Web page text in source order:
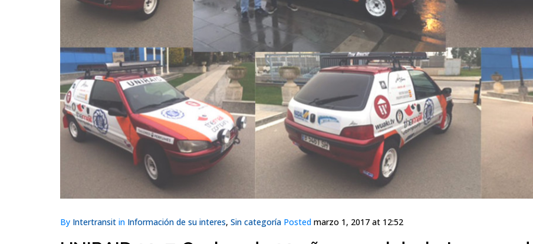
By Intertransit in Información de su interes, Sin categoría Posted marzo 1, 2017 at 12:52